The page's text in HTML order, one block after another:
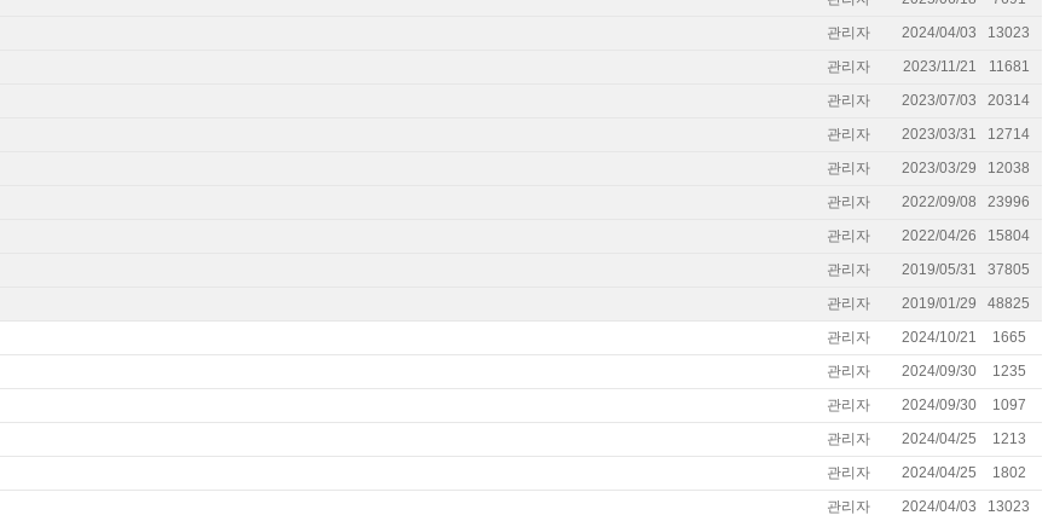
관리자 2024/04/03 13023
관리자 2023/11/21 11681
관리자 2023/07/03 20314
관리자 2023/03/31 12714
관리자 2023/03/29 12038
관리자 2022/09/08 23996
관리자 2022/04/26 15804
관리자 2019/05/31 37805
관리자 2019/01/29 48825
관리자 2024/10/21
1665
관리자 2024/09/30
1235
관리자 2024/09/30
1097
관리자 2024/04/25
1213
관리자 2024/04/25
1802
관리자 2024/04/03 13023